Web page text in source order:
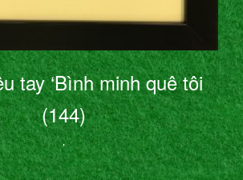
tay ‘Bình minh quê tôi
(144)
’